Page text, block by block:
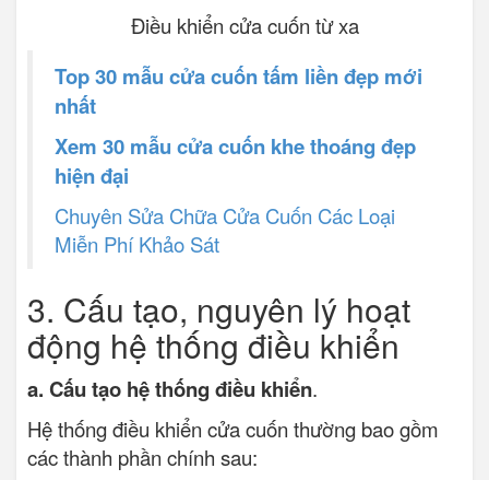
Điều khiển cửa cuốn từ xa
Top 30 mẫu cửa cuốn tấm liền đẹp mới
nhất
Xem 30 mẫu cửa cuốn khe thoáng đẹp
hiện đại
Chuyên Sửa Chữa Cửa Cuốn Các Loại
Miễn Phí Khảo Sát
3. Cấu tạo, nguyên lý hoạt
động hệ thống điều khiển
a. Cấu tạo hệ thống điều khiển.
Hệ thống điều khiển cửa cuốn thường bao gồm
các thành phần chính sau: